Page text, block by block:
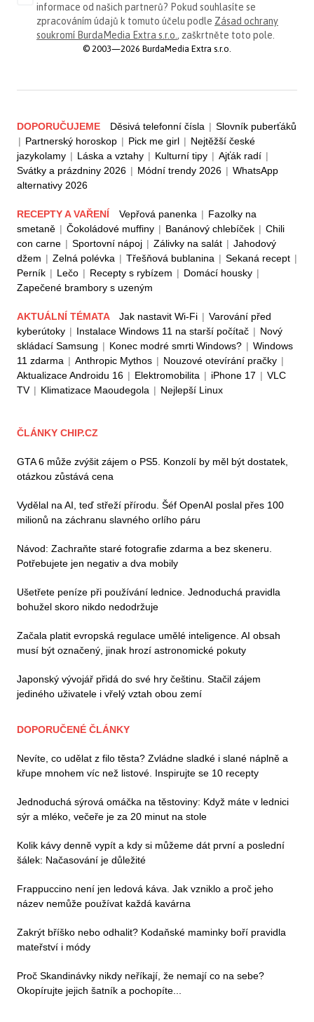
informace od našich partnerů? Pokud souhlasíte se
zpracováním údajů k tomuto účelu podle Zásad ochrany
soukromí BurdaMedia Extra s.r.o. , zaškrtněte toto pole.
© 2003—2026 BurdaMedia Extra s.r.o.
DOPORUČUJEME Děsivá telefonní čísla | Slovník puberťáků
| Partnerský horoskop | Pick me girl | Nejtěžší české
jazykolamy | Láska a vztahy | Kulturní tipy | Ajťák radí |
Svátky a prázdniny 2026 | Módní trendy 2026 | WhatsApp
alternativy 2026
RECEPTY A VAŘENÍ Vepřová panenka | Fazolky na
smetaně | Čokoládové muffiny | Banánový chlebíček | Chili
con carne | Sportovní nápoj | Zálivky na salát | Jahodový
džem | Zelná polévka | Třešňová bublanina | Sekaná recept |
Perník | Lečo | Recepty s rybízem | Domácí housky |
Zapečené brambory s uzeným
AKTUÁLNÍ TÉMATA Jak nastavit Wi-Fi | Varování před
kyberútoky | Instalace Windows 11 na starší počítač | Nový
skládací Samsung | Konec modré smrti Windows? | Windows
11 zdarma | Anthropic Mythos | Nouzové otevírání pračky |
Aktualizace Androidu 16 | Elektromobilita | iPhone 17 | VLC
TV | Klimatizace Maoudegola | Nejlepší Linux
ČLÁNKY CHIP.CZ
GTA 6 může zvýšit zájem o PS5. Konzolí by měl být dostatek,
otázkou zůstává cena
Vydělal na AI, teď střeží přírodu. Šéf OpenAI poslal přes 100
milionů na záchranu slavného orlího páru
Návod: Zachraňte staré fotografie zdarma a bez skeneru.
Potřebujete jen negativ a dva mobily
Ušetřete peníze při používání lednice. Jednoduchá pravidla
bohužel skoro nikdo nedodržuje
Začala platit evropská regulace umělé inteligence. AI obsah
musí být označený, jinak hrozí astronomické pokuty
Japonský vývojář přidá do své hry češtinu. Stačil zájem
jediného uživatele i vřelý vztah obou zemí
DOPORUČENÉ ČLÁNKY
Nevíte, co udělat z filo těsta? Zvládne sladké i slané náplně a
křupe mnohem víc než listové. Inspirujte se 10 recepty
Jednoduchá sýrová omáčka na těstoviny: Když máte v lednici
sýr a mléko, večeře je za 20 minut na stole
Kolik kávy denně vypít a kdy si můžeme dát první a poslední
šálek: Načasování je důležité
Frappuccino není jen ledová káva. Jak vzniklo a proč jeho
název nemůže používat každá kavárna
Zakrýt bříško nebo odhalit? Kodaňské maminky boří pravidla
mateřství i módy
Proč Skandinávky nikdy neříkají, že nemají co na sebe?
Okopírujte jejich šatník a pochopíte...